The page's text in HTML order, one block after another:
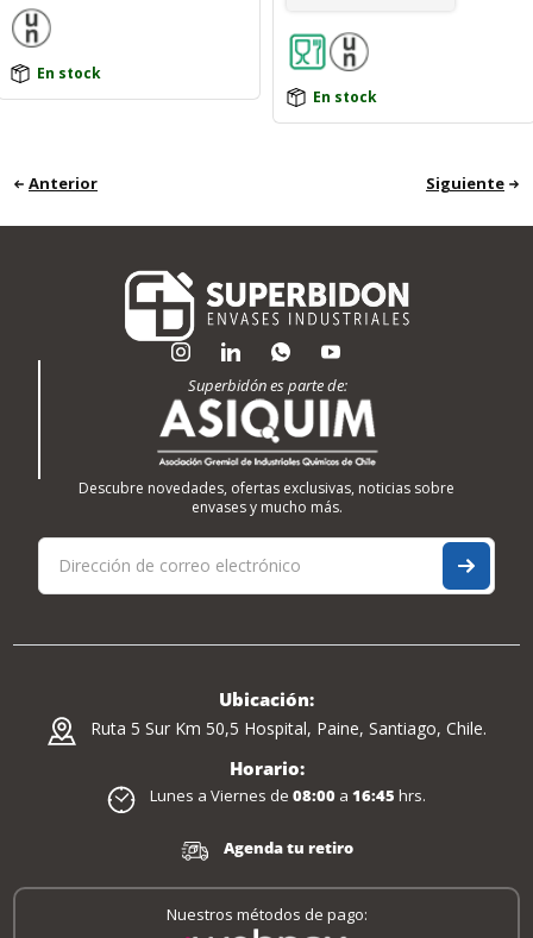
En stock
En stock
Anterior Siguiente
Superbidón es parte de:
Descubre novedades, ofertas exclusivas, noticias sobre
envases y mucho más.
Ubicación:
Ruta 5 Sur Km 50,5 Hospital, Paine, Santiago, Chile.
Horario:
Lunes a Viernes de 08:00 a 16:45 hrs.
Agenda tu retiro
Nuestros métodos de pago: